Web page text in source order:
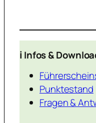
ℹ️ Infos &
Punktestand
Fragen &